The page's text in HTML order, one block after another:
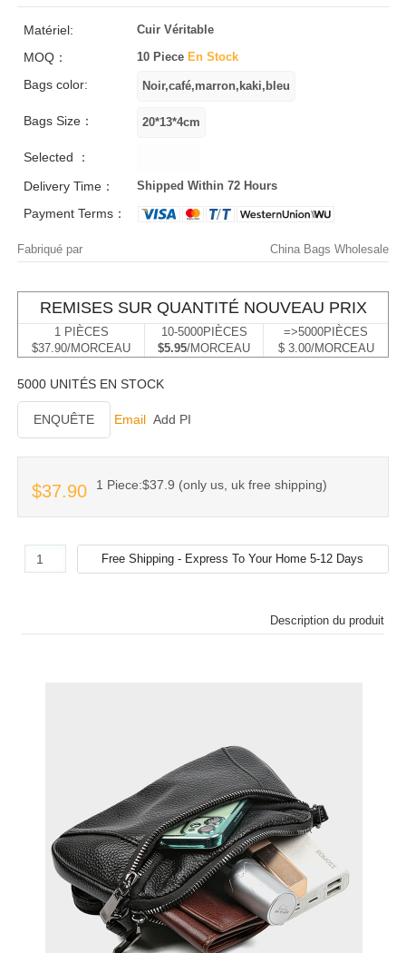
Matériel: Cuir Véritable
MOQ： 10 Piece En Stock
Bags color:
Bags Size：
Selected ：
Delivery Time：
Shipped Within 72 Hours
Payment Terms：
Fabriqué par China Bags Wholesale
REMISES SUR QUANTITÉ NOUVEAU PRIX
1 PIÈCES
$37.90/MORCEAU
10-5000PIÈCES
$5.95/MORCEAU
=>5000PIÈCES
$ 3.00/MORCEAU
5000 UNITÉS EN STOCK
ENQUÊTE Email Add PI
$37.90 1 Piece:$37.9 (only us, uk free shipping)
Description du produit